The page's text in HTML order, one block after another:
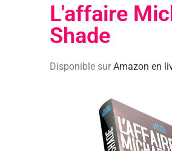
L'affaire
Shade​
Disponible sur Amazon en